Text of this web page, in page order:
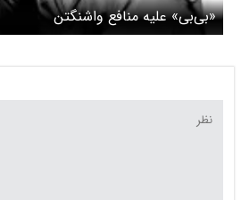
«بی‌بی» علیه منافع واشنگتن